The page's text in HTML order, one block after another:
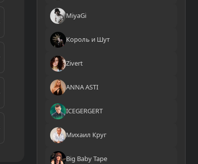
MiyaGi
Король и Шут
Zivert
ANNA ASTI
ICEGERGERT
Михаил Круг
Big Baby Tape